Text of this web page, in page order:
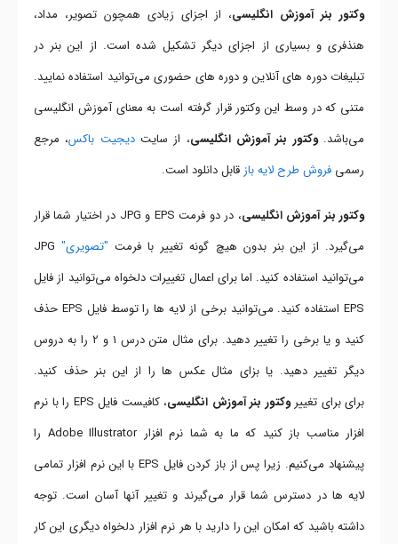
وکتور بنر آموزش انگلیسی، از اجزای زیادی همچون تصویر، مداد،
هنذفری و بسیاری از اجزای دیگر تشکیل شده است. از این بنر در
تبلیغات دوره های آنلاین و دوره های حضوری می‌توانید استفاده نمایید.
متنی که در وسط این وکتور قرار گرفته است به معنای آموزش انگلیسی
می‌باشد.وکتور بنر آموزش انگلیسی، از سایتدیجیت باکس، مرجع
رسمی فروش طرح لایه بازقابل دانلود است.
وکتور بنر آموزش انگلیسی
، در دو فرمت EPS و JPG در اختیار شما قرار
می‌گیرد. از این بنر بدون هیچ گونه تغییر با فرمت "تصویری" JPG
می‌توانید استفاده کنید. اما برای اعمال تغییرات دلخواه می‌توانید از فایل
EPS استفاده کنید. می‌توانید برخی از لایه ها را توسط فایل EPS حذف
کنید و یا برخی را تغییر دهید. برای مثال متن درس 1 و 2 را به دروس
دیگر تغییر دهید. یا بزای مثال عکس ها را از این بنر حذف کنید.
برای برای تغییروکتور بنر آموزش انگلیسی
، کافیست فایل EPS را با نرم
افزار مناسب باز کنید که ما به شما نرم افزار Adobe Illustrator را
پیشنهاد می‌کنیم. زیرا پس از باز کردن فایل EPS با این نرم افزار تمامی
لایه ها در دسترس شما قرار می‌گیرند و تغییر آنها آسان است. توجه
داشته باشید که امکان این را دارید با هر نرم افزار دلخواه دیگری این کار